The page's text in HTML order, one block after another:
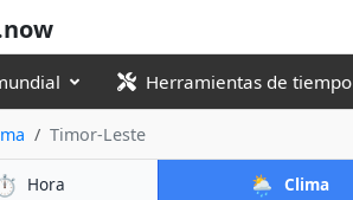
Herramientas de tiempo
Timor-Leste
Hora 🌦️ Clima